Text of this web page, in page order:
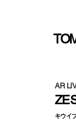
AR
キウイ